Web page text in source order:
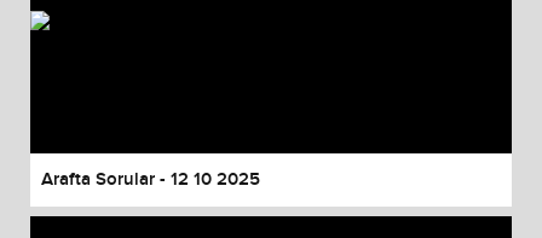
Arafta Sorular - 12 10 2025